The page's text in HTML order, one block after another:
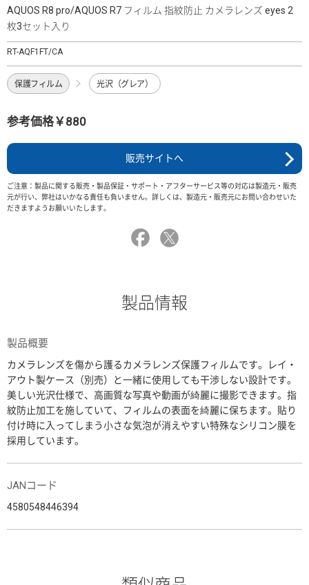
AQUOS R8 pro/AQUOS R7 フィルム 指紋防止 カメラレンズ eyes 2
枚3セット入り
RT-AQF1FT/CA
保護フィルム 光沢（グレア）
参考価格￥880
販売サイトへ
ご注意：製品に関する販売・製品保証・サポート・アフターサービス等の対応は製造元・販売
元が行い、弊社はいかなる責任も負いません。詳しくは、製造元・販売元にお問い合わせいた
だきますようお願いいたします。
製品情報
製品概要
カメラレンズを傷から護るカメラレンズ保護フィルムです。レイ・
アウト製ケース（別売）と一緒に使用しても干渉しない設計です。
美しい光沢仕様で、高画質な写真や動画が綺麗に撮影できます。指
紋防止加工を施していて、フィルムの表面を綺麗に保ちます。貼り
付け時に入ってしまう小さな気泡が消えやすい特殊なシリコン膜を
採用しています。
JANコード
4580548446394